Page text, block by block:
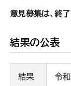
意見募集は、終了
結果の公表
結果
令